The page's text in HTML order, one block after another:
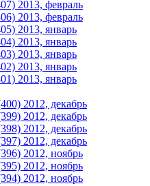
2013, февраль
2013, февраль
2013, январь
2013, январь
2013, январь
2013, январь
2013, январь
2012, декабрь
2012, декабрь
2012, декабрь
2012, декабрь
2012, ноябрь
2012, ноябрь
2012, ноябрь